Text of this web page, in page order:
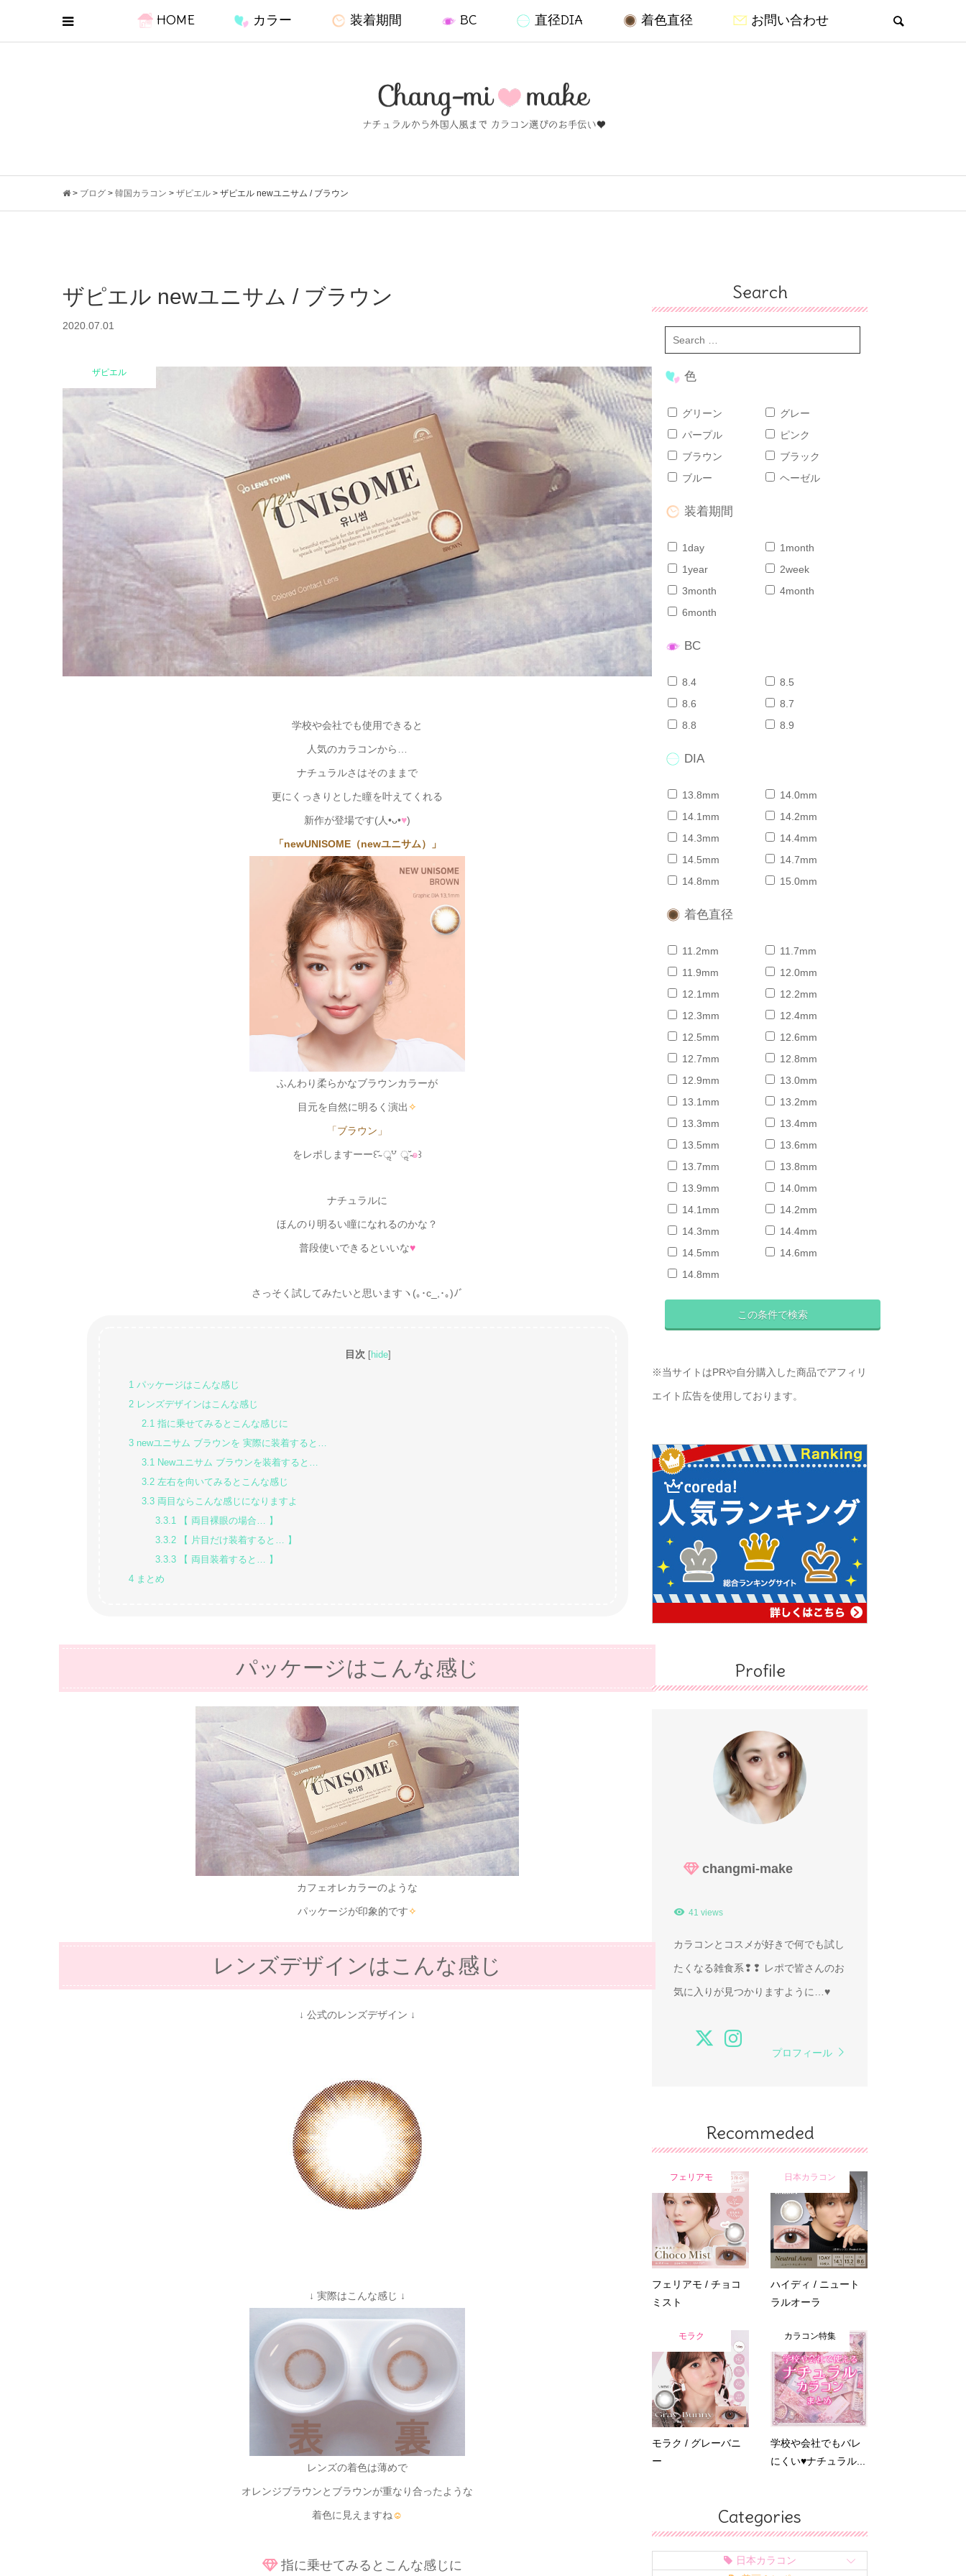
HOME カラー 装着期間 BC 直径DIA 着色直径 お問い合わせ
> ブログ > 韓国カラコン > ザピエル > ザピエル newユニサム / ブラウン
ザピエル newユニサム / ブラウン
2020.07.01
ザピエル
学校や会社でも使用できると
人気のカラコンから…
ナチュラルさはそのままで
更にくっきりとした瞳を叶えてくれる
新作が登場です(人•ᴗ•♥)
「newUNISOME（newユニサム）」
ふんわり柔らかなブラウンカラーが
目元を自然に明るく演出✧
「ブラウン」
をレポしますーー꒰˘̴ ॢ꒵ ॢ˘̴๑꒱
ナチュラルに
ほんのり明るい瞳になれるのかな？
普段使いできるといいな♥
さっそく試してみたいと思いますヽ(｡･c_,･｡)ﾉﾞ
目次 hide
1パッケージはこんな感じ
2レンズデザインはこんな感じ
2.1 指に乗せてみるとこんな感じに
3newユニサム ブラウンを 実際に装着すると…
3.1 Newユニサム ブラウンを装着すると…
3.2 左右を向いてみるとこんな感じ
3.3 両目ならこんな感じになりますよ
3.3.1 【 両目裸眼の場合… 】
3.3.2 【 片目だけ装着すると… 】
3.3.3 【 両目装着すると… 】
4まとめ
パッケージはこんな感じ
カフェオレカラーのような
パッケージが印象的です✧
レンズデザインはこんな感じ
↓ 公式のレンズデザイン ↓
↓ 実際はこんな感じ ↓
レンズの着色は薄めで
オレンジブラウンとブラウンが重なり合ったような
着色に見えますね☺
指に乗せてみるとこんな感じに
Search
色
グリーン
グレー
パープル
ピンク
ブラウン
ブラック
ブルー
ヘーゼル
装着期間
1day
1month
1year
2week
3month
4month
6month
BC
8.4
8.5
8.6
8.7
8.8
8.9
DIA
13.8mm
14.0mm
14.1mm
14.2mm
14.3mm
14.4mm
14.5mm
14.7mm
14.8mm
15.0mm
着色直径
11.2mm
11.7mm
11.9mm
12.0mm
12.1mm
12.2mm
12.3mm
12.4mm
12.5mm
12.6mm
12.7mm
12.8mm
12.9mm
13.0mm
13.1mm
13.2mm
13.3mm
13.4mm
13.5mm
13.6mm
13.7mm
13.8mm
13.9mm
14.0mm
14.1mm
14.2mm
14.3mm
14.4mm
14.5mm
14.6mm
14.8mm
※当サイトはPRや自分購入した商品でアフィリ
エイト広告を使用しております。
Profile
changmi-make
41 views
カラコンとコスメが好きで何でも試し
たくなる雑食系❢❢ レポで皆さんのお
気に入りが見つかりますように…♥
プロフィール
Recommeded
フェリアモ
フェリアモ / チョコ
ミスト
日本カラコン
ハイディ / ニュート
ラルオーラ
モラク
モラク / グレーバニ
ー
カラコン特集
学校や会社でもバレ
にくい♥ナチュラル...
Categories
日本カラコン